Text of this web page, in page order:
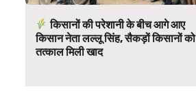
किसानों की परेशानी के बीच आगे आए
किसान नेता लल्लू सिंह, सैकड़ों किसानों को
तत्काल मिली खाद